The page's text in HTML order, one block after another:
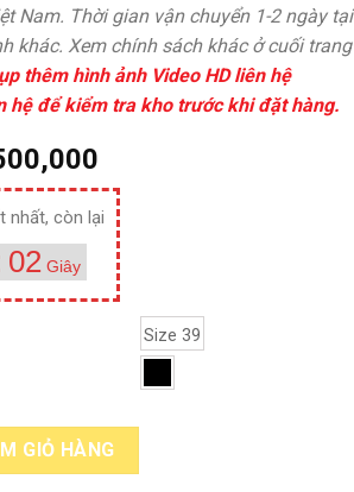
Nam. Thời gian vận chuyển 1-2 ngày tại
khác. Xem chính sách khác ở cuối trang
thêm hình ảnh Video HD liên hệ
hệ để kiểm tra kho trước khi đặt hàng.
nhất, còn lại
01Giây
Size 39
có khóa horesit Loafer LF888 quantity
GIỎ HÀNG